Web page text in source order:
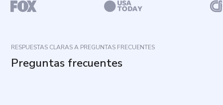
RESPUESTAS CLARAS A PREGUNTAS FRECUENTES
Preguntas frecuentes